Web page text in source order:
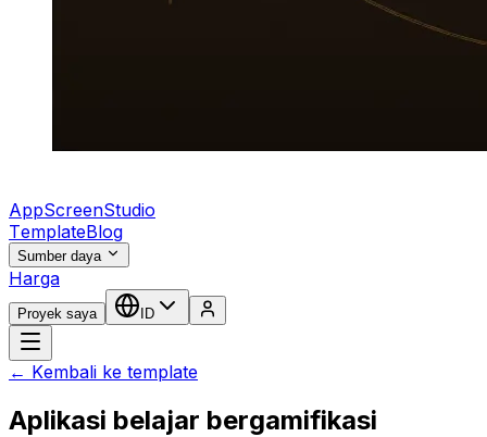
AppScreenStudio
TemplateBlog
Sumber daya
Harga
Proyek saya ID
← Kembali ke template
Aplikasi belajar bergamifikasi